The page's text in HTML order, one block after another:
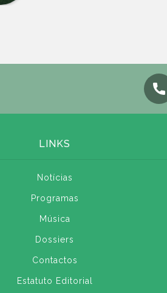
LINKS
Notícias
Programas
Música
Dossiers
Contactos
Estatuto Editorial